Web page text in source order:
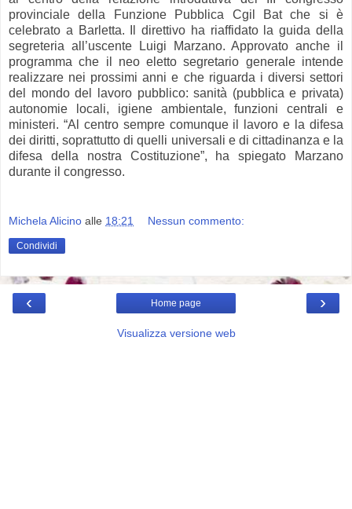
provinciale della Funzione Pubblica Cgil Bat che si è
celebrato a Barletta. Il direttivo ha riaffidato la guida della
segreteria all’uscente Luigi Marzano. Approvato anche il
programma che il neo eletto segretario generale intende
realizzare nei prossimi anni e che riguarda i diversi settori
del mondo del lavoro pubblico: sanità (pubblica e privata)
autonomie locali, igiene ambientale, funzioni centrali e
ministeri. “Al centro sempre comunque il lavoro e la difesa
dei diritti, soprattutto di quelli universali e di cittadinanza e la
difesa della nostra Costituzione”, ha spiegato Marzano
durante il congresso.
Michela Alicino alle 18:21 Nessun commento:
Condividi
‹ ›
Home page
Visualizza versione web